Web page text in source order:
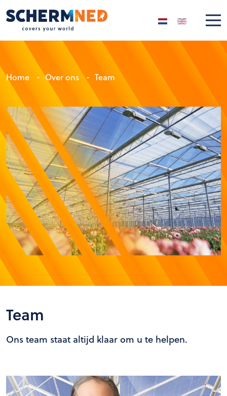
Selecteer de taal
Home - Over ons - Team
Team
Ons team staat altijd klaar om u te helpen.